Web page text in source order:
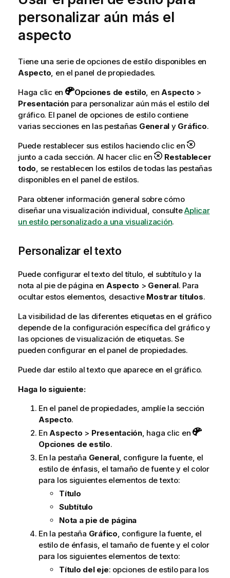
personalizar aún más el
aspecto
Tiene una serie de opciones de estilo disponibles en
Aspecto , en el panel de propiedades.
Haga clic en
Opciones de estilo , en Aspecto >
Presentación para personalizar aún más el estilo del
gráfico. El panel de opciones de estilo contiene
varias secciones en las pestañas General y Gráfico.
Puede restablecer sus estilos haciendo clic en
junto a cada sección. Al hacer clic en
Restablecer
todo , se restablecen los estilos de todas las pestañas
disponibles en el panel de estilos.
Para obtener información general sobre cómo
diseñar una visualización individual, consulteAplicar
un estilo personalizado a una visualización.
Personalizar el texto
Puede configurar el texto del título, el subtítulo y la
nota al pie de página en Aspecto > General. Para
ocultar estos elementos, desactive Mostrar títulos.
La visibilidad de las diferentes etiquetas en el gráfico
depende de la configuración específica del gráfico y
las opciones de visualización de etiquetas. Se
pueden configurar en el panel de propiedades.
Puede dar estilo al texto que aparece en el gráfico.
Haga lo siguiente:
En el panel de propiedades, amplíe la sección
Aspecto.
En Aspecto > Presentación, haga clic en
Opciones de estilo.
En la pestaña General, configure la fuente, el
estilo de énfasis, el tamaño de fuente y el color
para los siguientes elementos de texto:
Título
Subtítulo
Nota a pie de página
En la pestaña Gráfico , configure la fuente, el
estilo de énfasis, el tamaño de fuente y el color
para los siguientes elementos de texto:
Título del eje: opciones de estilo para los